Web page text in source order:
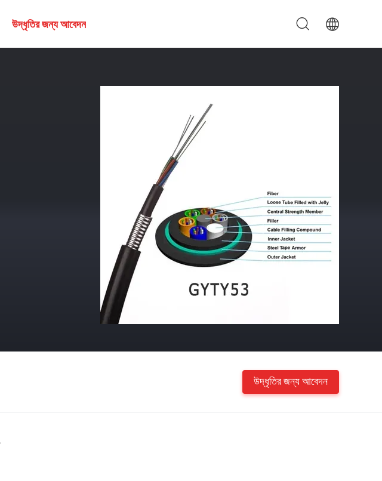
উদ্ধৃতির জন্য আবেদন
উদ্ধৃতির জন্য আবেদন